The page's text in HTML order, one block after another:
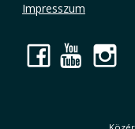
Impresszum